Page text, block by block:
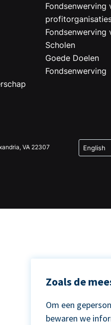
Fondsenwerving
Fondsenwerving
Scholen
Goede Doelen
Fondsenwerving
VA 22307
Zoals de
Om een
bewaren we